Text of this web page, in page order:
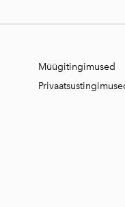
Müügitingimused